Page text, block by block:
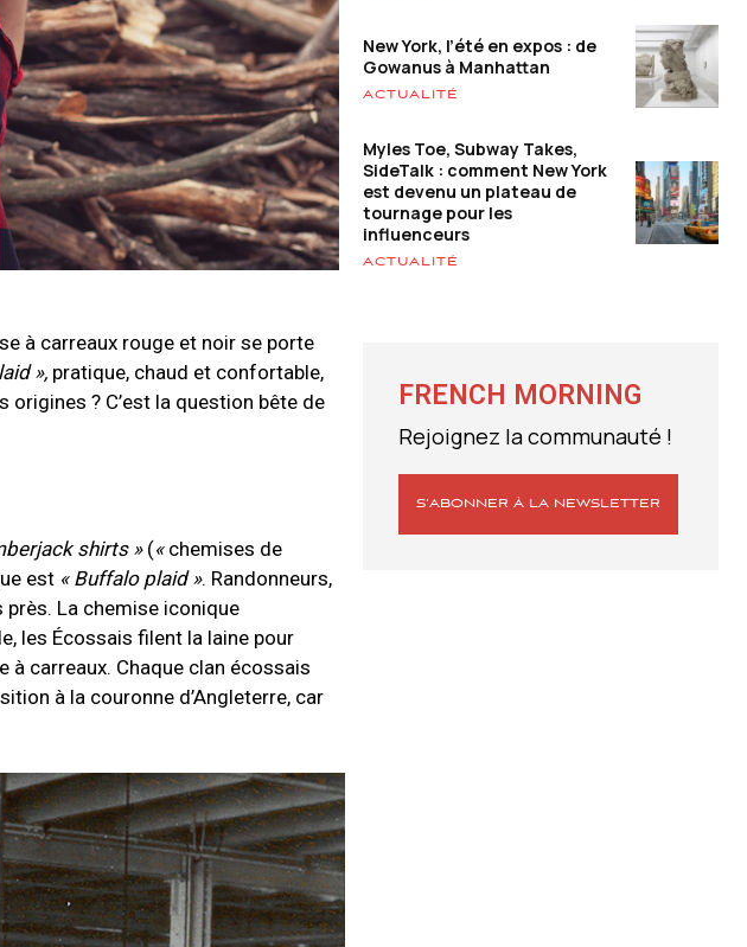
à carreaux rouge et noir se porte
», pratique, chaud et confortable,
? C’est la question bête de
shirts » (« chemises de
est « Buffalo plaid ». Randonneurs,
La chemise iconique
les Écossais filent la laine pour
carreaux. Chaque clan écossais
à la couronne d’Angleterre, car
New York, l’été en expos : de
Gowanus à Manhattan
ACTUALITÉ
Myles Toe, Subway Takes,
SideTalk : comment New York
est devenu un plateau de
tournage pour les
influenceurs
ACTUALITÉ
FRENCH MORNING
Rejoignez la communauté !
S’ABONNER À LA NEWSLETTER